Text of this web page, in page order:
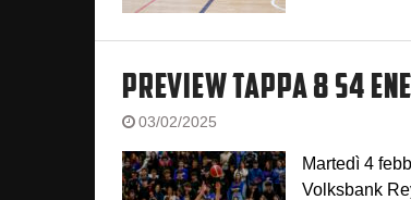
PREVIEW TAPPA 8 S4
03/02/2025
Martedì 4
Volksbank